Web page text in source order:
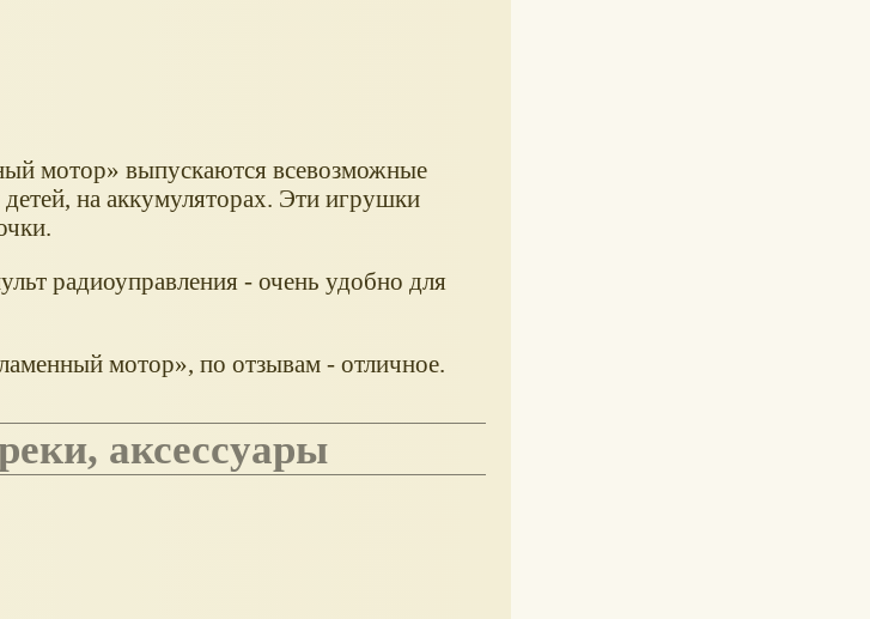
мотор
выпускаются всевозможные
на аккумуляторах. Эти игрушки
радиоуправления - очень удобно для
мотор , по отзывам - отличное.
аксессуары